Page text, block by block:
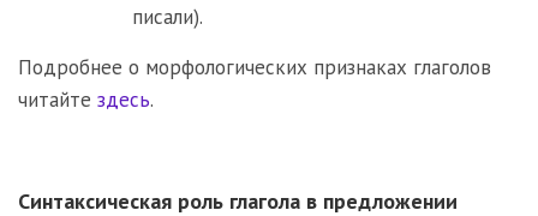
писали).
Подробнее о морфологических признаках глаголов
читайте здесь.
Синтаксическая роль глагола в предложении